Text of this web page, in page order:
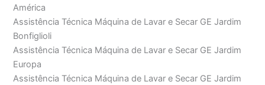
América
Assistência Técnica Máquina de Lavar e Secar GE Jardim
Bonfiglioli
Assistência Técnica Máquina de Lavar e Secar GE Jardim
Europa
Assistência Técnica Máquina de Lavar e Secar GE Jardim